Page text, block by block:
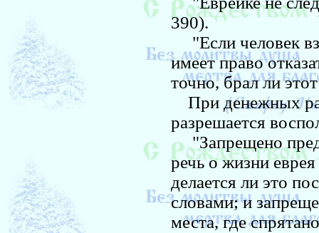
390).
"Если человек
имеет право
точно, брал ли
При денежных
разрешается
"Запрещено
речь о жизни
делается ли это
словами; и
места, где